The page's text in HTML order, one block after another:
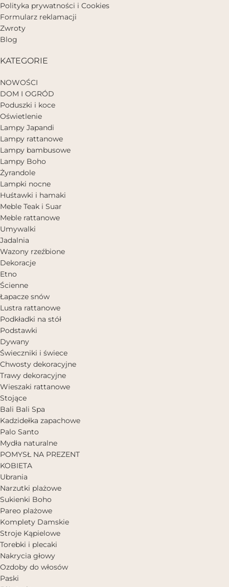
Polityka prywatności i Cookies
Formularz reklamacji
Zwroty
Blog
KATEGORIE
NOWOŚCI
DOM I OGRÓD
Poduszki i koce
Oświetlenie
Lampy Japandi
Lampy rattanowe
Lampy bambusowe
Lampy Boho
Żyrandole
Lampki nocne
Huśtawki i hamaki
Meble Teak i Suar
Meble rattanowe
Umywalki
Jadalnia
Wazony rzeźbione
Dekoracje
Etno
Ścienne
Łapacze snów
Lustra rattanowe
Podkładki na stół
Podstawki
Dywany
Świeczniki i świece
Chwosty dekoracyjne
Trawy dekoracyjne
Wieszaki rattanowe
Stojące
Bali Bali Spa
Kadzidełka zapachowe
Palo Santo
Mydła naturalne
POMYSŁ NA PREZENT
KOBIETA
Ubrania
Narzutki plażowe
Sukienki Boho
Pareo plażowe
Komplety Damskie
Stroje Kąpielowe
Torebki i plecaki
Nakrycia głowy
Ozdoby do włosów
Paski